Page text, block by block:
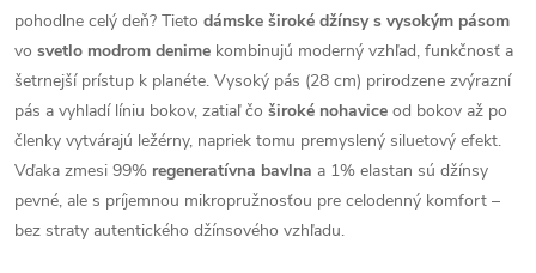
pohodlne celý deň? Tieto dámske široké džínsy s vysokým pásom
vo svetlo modrom denime kombinujú moderný vzhľad, funkčnosť a
šetrnejší prístup k planéte. Vysoký pás (28 cm) prirodzene zvýrazní
pás a vyhladí líniu bokov, zatiaľ čo široké nohavice od bokov až po
členky vytvárajú ležérny, napriek tomu premyslený siluetový efekt.
Vďaka zmesi 99% regeneratívna bavlna a 1% elastan sú džínsy
pevné, ale s príjemnou mikropružnosťou pre celodenný komfort –
bez straty autentického džínsového vzhľadu.